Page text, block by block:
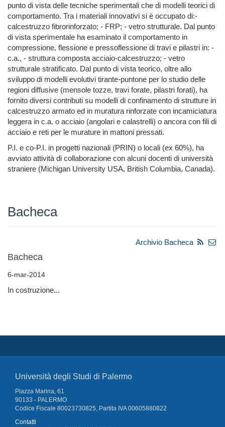
punto di vista delle tecniche sperimentali che di modelli teorici di
comportamento. Tra i materiali innovativi si è occupato di:-
calcestruzzo fibrorinforzato; - FRP; - vetro strutturale. Dal punto
di vista sperimentale ha esaminato il comportamento in
compressione, flessione e pressoflessione di travi e pilastri in: -
c.a., - struttura composta acciaio-calcestruzzo; - vetro
strutturale stratificato. Dal punto di vista teorico, oltre allo
sviluppo di modelli evolutivi tirante-puntone per lo studio delle
regioni diffusive (mensole tozze, travi forate, pilastri forati), ha
fornito diversi contributi su modelli di confinamento di strutture in
calcestruzzo armato ed in muratura rinforzate con incamiciatura
leggera in c.a. o acciaio (angolari e calastrelli) o ancora con fili di
acciaio e reti per le murature in mattoni pressati.
P.I. e co-P.I. in progetti nazionali (PRIN) o locali (ex 60%), ha
avviato attività di collaborazione con alcuni docenti di università
straniere (Michigan University USA, British Columbia, Canada).
Bacheca
Archivio Bacheca
Bacheca
6-mar-2014
In costruzione...
Università degli Studi di Palermo
Piazza Marina, 61
90133 - PALERMO
Codice Fiscale 80023730825, Partita IVA 00605880822
Contatti